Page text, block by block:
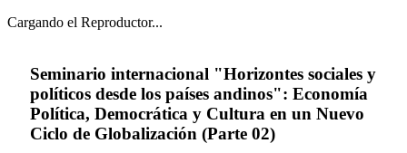
Cargando el Reproductor...
Seminario internacional "Horizontes sociales y
políticos desde los países andinos": Economía
Política, Democrática y Cultura en un Nuevo
Ciclo de Globalización (Parte 02)